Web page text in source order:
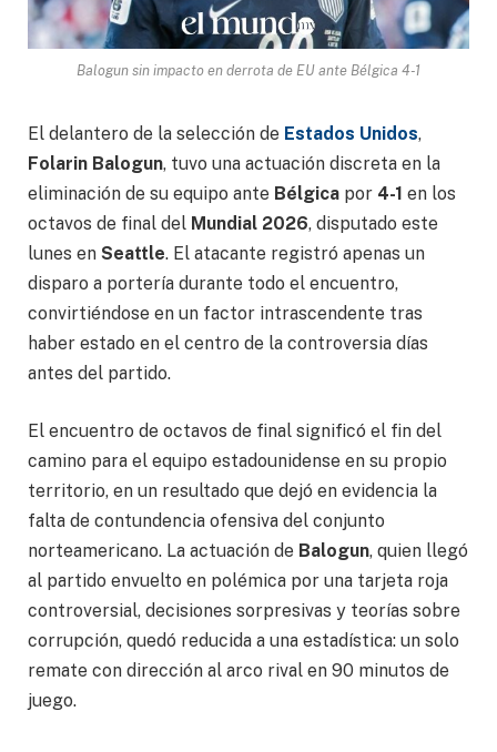
Balogun sin impacto en derrota de EU ante Bélgica 4-1
El delantero de la selección de Estados Unidos,
Folarin Balogun, tuvo una actuación discreta en la
eliminación de su equipo ante Bélgica por 4-1 en los
octavos de final del Mundial 2026, disputado este
lunes en Seattle. El atacante registró apenas un
disparo a portería durante todo el encuentro,
convirtiéndose en un factor intrascendente tras
haber estado en el centro de la controversia días
antes del partido.
El encuentro de octavos de final significó el fin del
camino para el equipo estadounidense en su propio
territorio, en un resultado que dejó en evidencia la
falta de contundencia ofensiva del conjunto
norteamericano. La actuación de Balogun, quien llegó
al partido envuelto en polémica por una tarjeta roja
controversial, decisiones sorpresivas y teorías sobre
corrupción, quedó reducida a una estadística: un solo
remate con dirección al arco rival en 90 minutos de
juego.